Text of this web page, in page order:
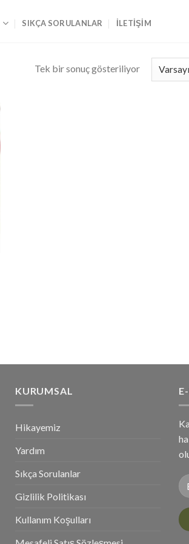
SIKÇA SORULANLAR İLETIŞIM
Tek bir sonuç gösteriliyor
KURUMSAL
Hikayemiz
Yardım
Sıkça Sorulanlar
Gizlilik Politikası
Kullanım Koşulları